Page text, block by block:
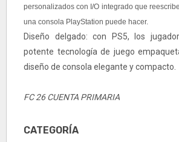
personalizados con I/O integrado que
una consola PlayStation puede hacer.
Diseño delgado: con PS5, los
potente tecnología de juego
diseño de consola elegante y compacto.
FC 26 CUENTA PRIMARIA
CATEGORÍA